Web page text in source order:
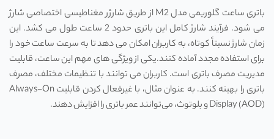
باتری ساعت گلوریمی مدل M2 از طریق شارژر مغناطیسی اختصاصی شارژ
می ‌شود. فرآیند شارژ کامل این باتری حدود 2 ساعت طول می ‌کشد. این
زمان شارژ نسبتاً کوتاه، به کاربران امکان می‌ دهد تا به سرعت ساعت خود را
برای استفاده مجدد آماده کنند.یکی از ویژگی ‌های مهم این ساعت، قابلیت
مدیریت مصرف باتری است. کاربران می ‌توانند با تنظیمات مختلف، مصرف
باتری را بهینه کنند. به عنوان مثال، با غیرفعال کردن قابلیت Always-On
Display (AOD) و بلوتوث، می‌توانند عمر باتری را افزایش دهند.